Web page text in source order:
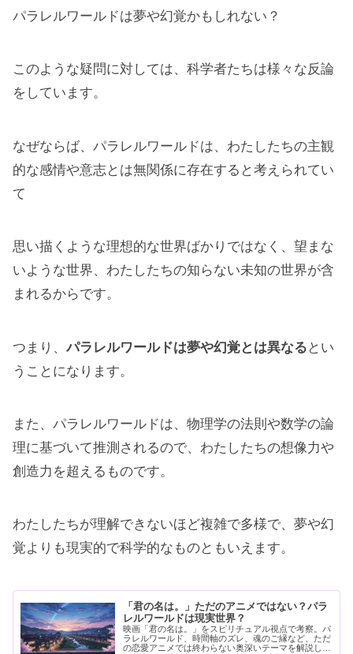
パラレルワールドは夢や幻覚かもしれない？
このような疑問に対しては、科学者たちは様々な反論
をしています。
なぜならば、パラレルワールドは、わたしたちの主観
的な感情や意志とは無関係に存在すると考えられてい
て
思い描くような理想的な世界ばかりではなく、望まな
いような世界、わたしたちの知らない未知の世界が含
まれるからです。
つまり、パラレルワールドは夢や幻覚とは異なる とい
うことになります。
また、パラレルワールドは、物理学の法則や数学の論
理に基づいて推測されるので、わたしたちの想像力や
創造力を超えるものです。
わたしたちが理解できないほど複雑で多様で、夢や幻
覚よりも現実的で科学的なものともいえます。
「君の名は。」ただのアニメではない？パラ
レルワールドは現実世界？
映画「君の名は。」をスピリチュアル視点で考察。パ
ラレルワールド、時間軸のズレ、魂のご縁など、ただ
の恋愛アニメでは終わらない奥深いテーマを解説しま